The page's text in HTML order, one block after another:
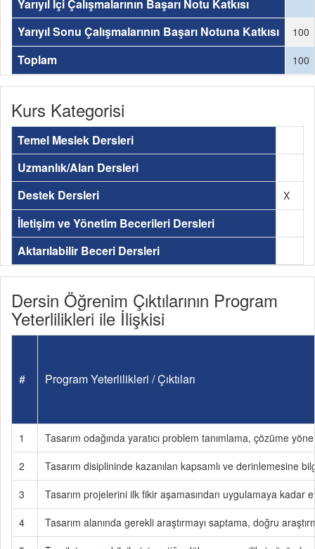
Yarıyıl İçi Çalışmalarının Başarı Notu Katkısı
Yarıyıl Sonu Çalışmalarının Başarı Notuna Katkısı
100
Toplam 100
Kurs Kategorisi
Temel Meslek Dersleri
Uzmanlık/Alan Dersleri
Destek Dersleri
X
İletişim ve Yönetim Becerileri Dersleri
Aktarılabilir Beceri Dersleri
Dersin Öğrenim Çıktılarının Program
Yeterlilikleri ile İlişkisi
# Program Yeterlilikleri / Çıktıları
1
Tasarım odağında yaratıcı problem tanımlama, çözüme
2
Tasarım disiplininde kazanılan kapsamlı ve derinlemesine
3
Tasarım projelerini ilk fikir aşamasından uygulamaya kadar
4
Tasarım alanında gerekli araştırmayı saptama, doğru